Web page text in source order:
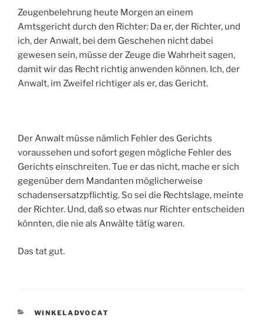
Zeugenbelehrung heute Morgen an einem
Amtsgericht durch den Richter: Da er, der Richter, und
ich, der Anwalt, bei dem Geschehen nicht dabei
gewesen sein, müsse der Zeuge die Wahrheit sagen,
damit wir das Recht richtig anwenden können. Ich, der
Anwalt, im Zweifel richtiger als er, das Gericht.
Der Anwalt müsse nämlich Fehler des Gerichts
voraussehen und sofort gegen mögliche Fehler des
Gerichts einschreiten. Tue er das nicht, mache er sich
gegenüber dem Mandanten möglicherweise
schadensersatzpflichtig. So sei die Rechtslage, meinte
der Richter. Und, daß so etwas nur Richter entscheiden
könnten, die nie als Anwälte tätig waren.
Das tat gut.
KATEGORIEN
WINKELADVOCAT